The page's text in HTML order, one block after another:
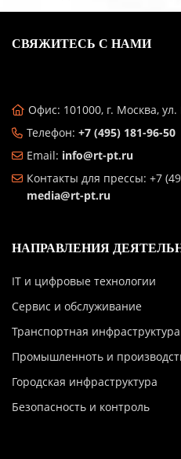
СВЯЖИТЕСЬ С НАМИ
Офис: 101000, г. Москва, ул.
Телефон: +7 (495) 181-96-50
Email: info@rt-pt.ru
Контакты для прессы: +7
media@rt-pt.ru
НАПРАВЛЕНИЯ
IT и цифровые технологии
Сервис и обслуживание
Транспортная инфраструктура
Промышленноть и
Городская инфраструктура
Безопасность и контроль